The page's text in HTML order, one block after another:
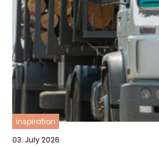
inspiration
03. July 2026